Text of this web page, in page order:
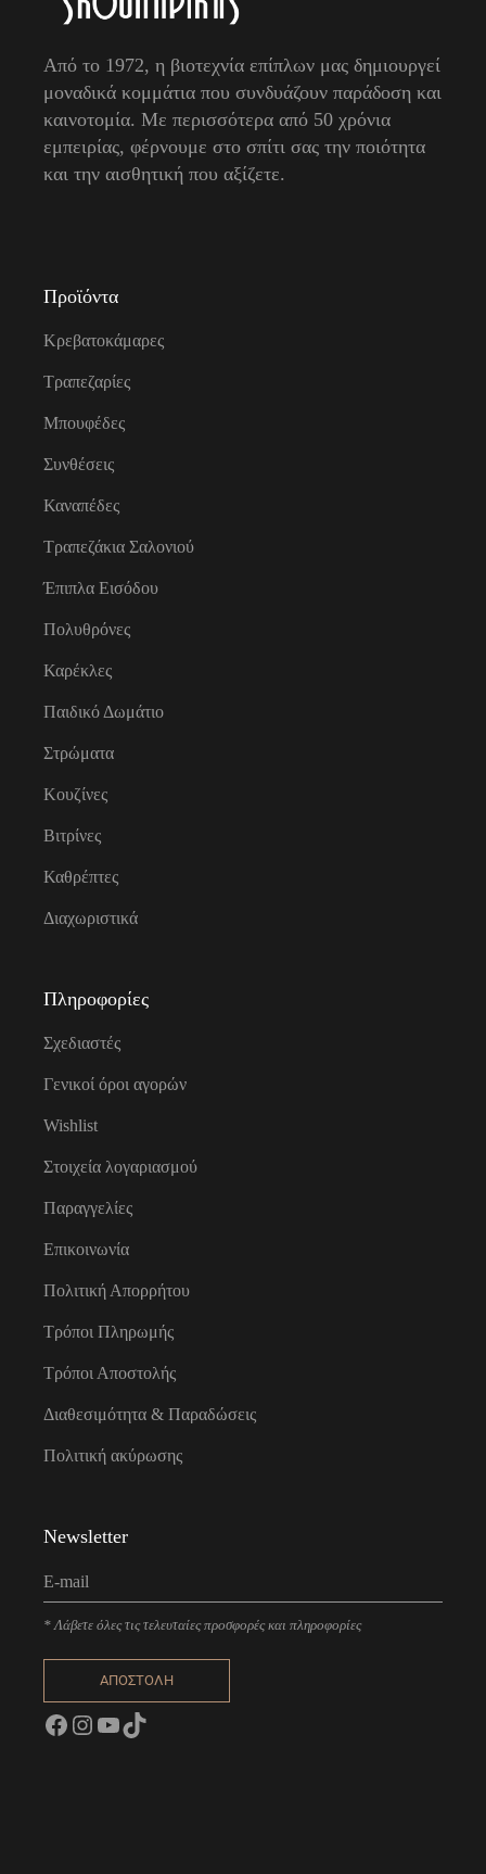
Από το 1972, η βιοτεχνία επίπλων μας δημιουργεί
μοναδικά κομμάτια που συνδυάζουν παράδοση και
καινοτομία. Με περισσότερα από 50 χρόνια
εμπειρίας, φέρνουμε στο σπίτι σας την ποιότητα
και την αισθητική που αξίζετε.
Προϊόντα
Κρεβατοκάμαρες
Τραπεζαρίες
Μπουφέδες
Συνθέσεις
Καναπέδες
Τραπεζάκια Σαλονιού
Έπιπλα Εισόδου
Πολυθρόνες
Καρέκλες
Παιδικό Δωμάτιο
Στρώματα
Κουζίνες
Βιτρίνες
Καθρέπτες
Διαχωριστικά
Πληροφορίες
Σχεδιαστές
Γενικοί όροι αγορών
Wishlist
Στοιχεία λογαριασμού
Παραγγελίες
Επικοινωνία
Πολιτική Απορρήτου
Τρόποι Πληρωμής
Τρόποι Αποστολής
Διαθεσιμότητα & Παραδώσεις
Πολιτική ακύρωσης
Newsletter
* Λάβετε όλες τις τελευταίες προσφορές και πληροφορίες
ΑΠΟΣΤΟΛΗ